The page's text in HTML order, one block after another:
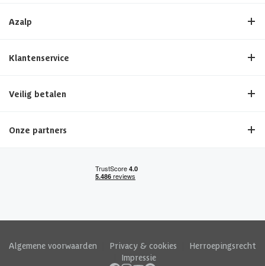
Azalp
Klantenservice
Veilig betalen
Onze partners
Algemene voorwaarden Privacy & cookies
Herroepingsrecht
Impressie